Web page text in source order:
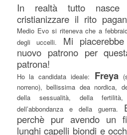
In realtà tutto nasce
cristianizzare il rito
Medio Evo si riteneva che a
degli uccelli. Mi
nuovo patrono per
patrona!
Ho la candidata ideale: Freya
norreno), bellissima dea nordica,
della sessualità, della
dell’abbondanza e della guerra.
perchè pur avendo un
lunghi capelli biondi e